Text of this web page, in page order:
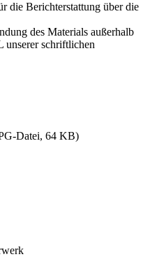
die Berichterstattung über die
des Materials außerhalb
unserer schriftlichen
Datei, 64 KB)